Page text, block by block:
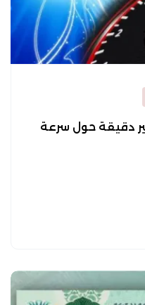
دقيقة حول سرعة